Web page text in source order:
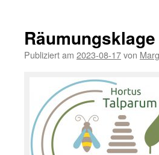
Publiziert am 2023-08-17von